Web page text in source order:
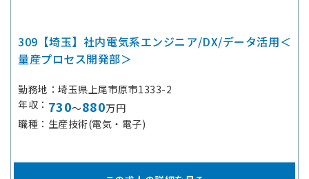
309【埼玉】社内電気系エンジニア/DX/データ活用＜
量産プロセス開発部＞
勤務地
埼玉県上尾市原市1333-2
年収
730～880万円
職種
生産技術(電気・電子)